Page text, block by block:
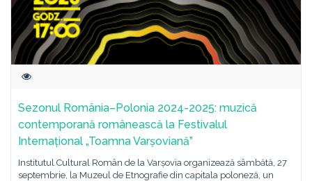
Sezonul România–Polonia 2024-2025: muzică
contemporană românească la Festivalul
Internațional „Toamna Varșoviană”
Institutul Cultural Român de la Varșovia organizează sâmbătă, 27
septembrie, la Muzeul de Etnografie din capitala poloneză, un